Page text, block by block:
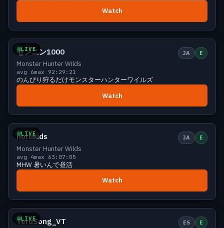
Watch
LIVE
Small 5 viewers
センニン1000 JA E
Monster Hunter Wilds
avg 6max 92:29:21
のんびり狩るだけモンスターハンターワイルズ
Watch
LIVE
Small 5 viewers
norukids JA E
Monster Hunter Wilds
avg 4max 63:07:05
MHW 暑いんで昼活
Watch
LIVE
Small 5 viewers
TeruSong_VT ES E